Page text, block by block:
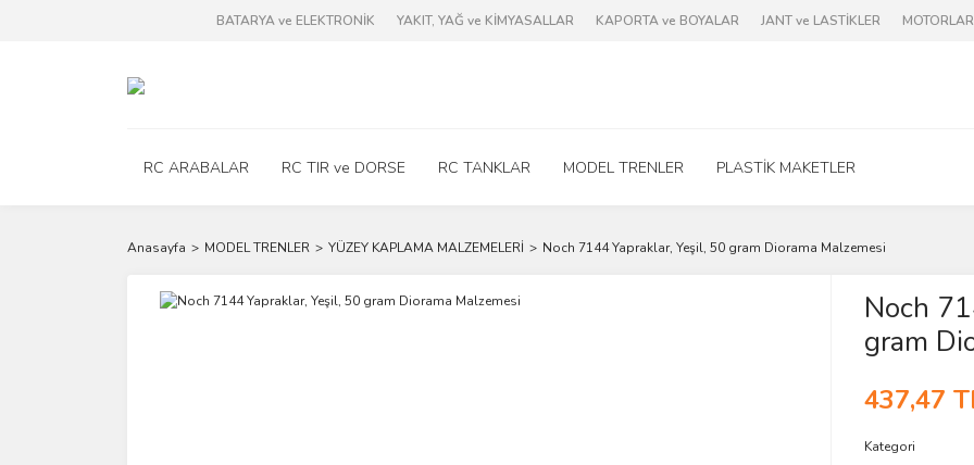
BATARYA ve ELEKTRONİK YAKIT, YAĞ ve KİMYASALLAR KAPORTA ve BOYALAR JANT ve LASTİKLER
RC ARABALAR RC TIR ve DORSE RC TANKLAR MODEL TRENLER PLASTİK MAKETLER
Anasayfa MODEL TRENLER YÜZEY KAPLAMA MALZEMELERİ Noch 7144 Yapraklar, Yeşil, 50 gram Diorama Malzemesi
Noch
gram
437,47
Kategori